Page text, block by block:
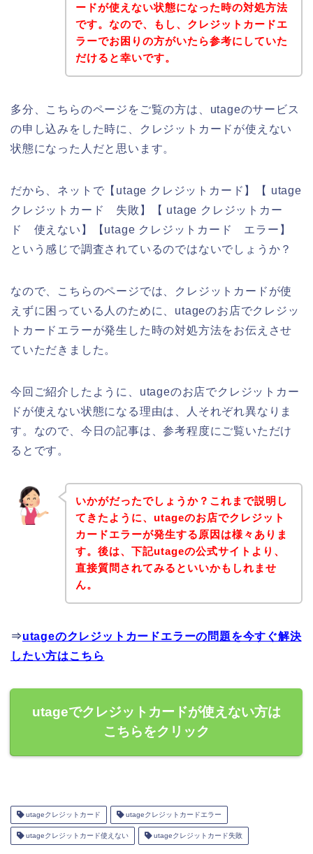
ードが使えない状態になった時の対処方法
です。なので、もし、クレジットカードエ
ラーでお困りの方がいたら参考にしていた
だけると幸いです。
多分、こちらのページをご覧の方は、utageのサービス
の申し込みをした時に、クレジットカードが使えない
状態になった人だと思います。
だから、ネットで【utage クレジットカード】【 utage
クレジットカード 失敗】【 utage クレジットカー
ド 使えない】【utage クレジットカード エラー】
という感じで調査されているのではないでしょうか？
なので、こちらのページでは、クレジットカードが使
えずに困っている人のために、utageのお店でクレジッ
トカードエラーが発生した時の対処方法をお伝えさせ
ていただきました。
今回ご紹介したように、utageのお店でクレジットカー
ドが使えない状態になる理由は、人それぞれ異なりま
す。なので、今日の記事は、参考程度にご覧いただけ
るとです。
いかがだったでしょうか？これまで説明し
てきたように、utageのお店でクレジット
カードエラーが発生する原因は様々ありま
す。後は、下記utageの公式サイトより、
直接質問されてみるといいかもしれませ
ん。
⇒utageのクレジットカードエラーの問題を今すぐ解決
したい方はこちら
utageでクレジットカードが使えない方は
こちらをクリック
utageクレジットカード utageクレジットカードエラー
utageクレジットカード使えない utageクレジットカード失敗